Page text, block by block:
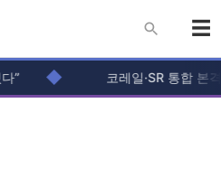
◆ 코레일·SR 통합 본격화